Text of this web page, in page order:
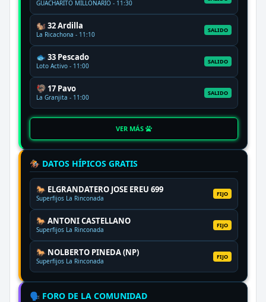
GUACHARITO MILLONARIO - 11:30
🐿️ 32 Ardilla
La Ricachona - 11:10
SALIDO
🐟 33 Pescado
Loto Activo - 11:00
SALIDO
🦃 17 Pavo
La Granjita - 11:00
SALIDO
VER MÁS
🏇 DATOS HÍPICOS GRATIS
🐎 ELGRANDATERO JOSE EREU 699
Superfijos La Rinconada
FIJO
🐎 ANTONI CASTELLANO
Superfijos La Rinconada
FIJO
🐎 NOLBERTO PINEDA (NP)
Superfijos La Rinconada
FIJO
🗣️ FORO DE LA COMUNIDAD